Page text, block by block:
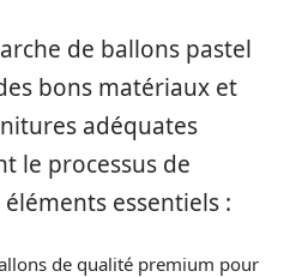
de ballons pastel
bons matériaux et
adéquates
le processus de
essentiels :
de qualité premium pour